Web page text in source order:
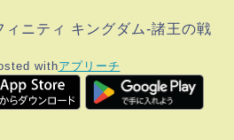
ィニティ キングダム-諸王の戦
withアプリーチ